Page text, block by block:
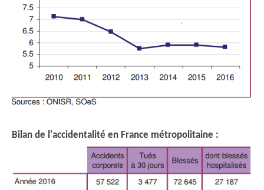
Bilan de l'accidentalité en France métropolitaine :